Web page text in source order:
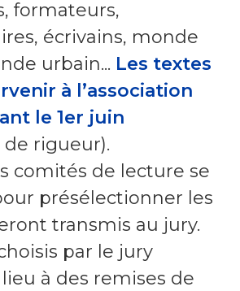
formateurs,
écrivains, monde
urbain... Les textes
à l’association
le 1er juin
de rigueur).
comités de lecture se
présélectionner les
transmis au jury.
par le jury
à des remises de